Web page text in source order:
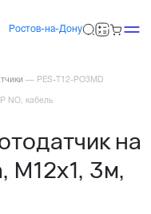
Ростов-на-Дону
— PES-T12-PO3MD
NO, кабель
на
М12х1, 3м,